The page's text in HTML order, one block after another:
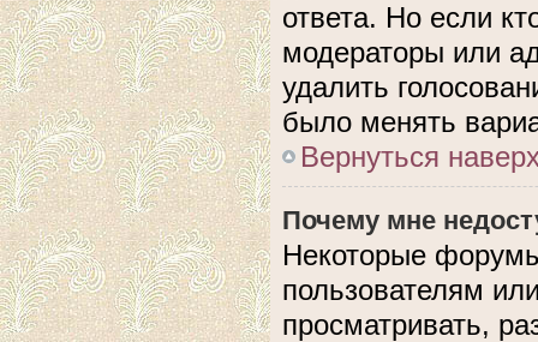
ответа. Но если
модераторы или
удалить
было менять
Вернуться
Почему мне
Некоторые
пользователям
просматривать,